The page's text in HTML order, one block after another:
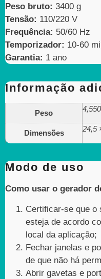
Peso bruto: 3400 g
Tensão: 110/220 V
Frequência: 50/60 Hz
Temporizador: 10-60
Garantia: 1 ano
Informação
Peso
Dimensões 24,5
Modo de uso
Como usar o gerador
Certificar-se que o
esteja de acordo
local da aplicação;
Fechar janelas e
de que não há
Abrir gavetas e